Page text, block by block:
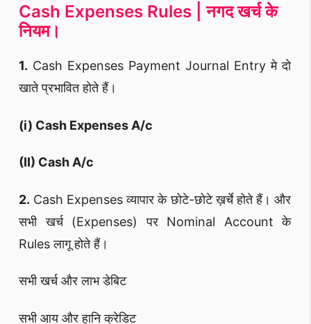
Cash Expenses Rules | नगद खर्च के
नियम।
1. Cash Expenses Payment Journal Entry मे दो
खाते प्रभावित होते हैं।
(i) Cash Expenses A/c
(II) Cash A/c
2. Cash Expenses व्यापार के छोटे-छोटे ख़र्चे होते हैं। और
सभी खर्च (Expenses) पर Nominal Account के
Rules लागू होते हैं।
सभी खर्च और लाभ डेबिट
सभी आय और हानि क्रेडिट